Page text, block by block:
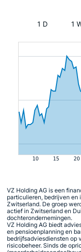
1 D 1
VZ Holding AG is een
particulieren, bedrijven en
Zwitserland. De groep
actief in Zwitserland en
dochterondernemingen.
VZ Holding AG biedt
en pensioenplanning en
bedrijfsadviesdiensten op
risicobeheer. Sinds de